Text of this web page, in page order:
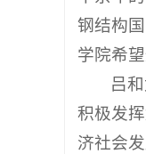
钢结构
学院希
吕
积极发
济社会